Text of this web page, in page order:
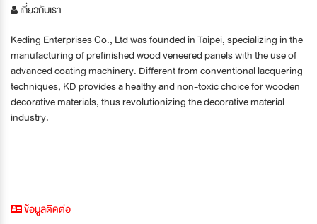
เกี่ยวกับเรา
Keding Enterprises Co., Ltd was founded in Taipei, specializing in the
manufacturing of prefinished wood veneered panels with the use of
advanced coating machinery. Different from conventional lacquering
techniques, KD provides a healthy and non-toxic choice for wooden
decorative materials, thus revolutionizing the decorative material
industry.
ข้อมูลติดต่อ